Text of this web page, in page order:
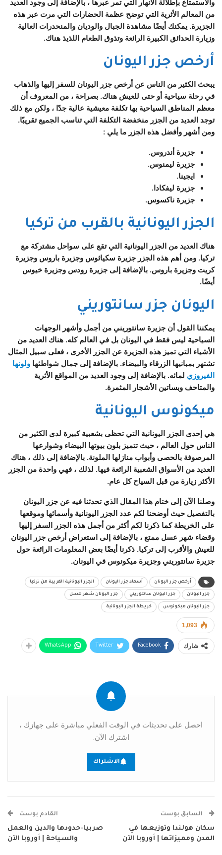
والاستمتاع بإطلالة الأنهار التي تمر عبرها ، بالإضافة إلى وجود العديد
من المعالم الأثرية التي توضح عظمة الحضارات التي مرت عبر هذه
الجزيرة. يمكنك أيضًا مشاهدة الجبال والوديان والمنحدرات العالية
وزيارة الحدائق الكبيرة الرائعة وتذوق الطعام اللذيذ هناك.
أرخص جزر اليونان
يبحث الكثير من الناس عن أرخص جزر اليونان للسفر إليها والذهاب
في رحلة سياحية أو حتى للعيش هناك. بصراحة ، من المعروف أن
معظم المناطق السياحية بها تكلفة معيشية عالية جدًا ، ولكن مع ذلك
توجد العديد من الجزر منخفضة التكلفة التي تناسب الجميع تقريبًا.
ومن أشهر وأفضل هذه الجزر ما يلي :
جزيرة أندروس.
جزيرة ليمنوس.
ايجينا.
جزيرة ليفكادا.
جزيرة ناكسوس.
الجزر اليونانية بالقرب من تركيا
هناك العديد من الجزر اليونانية التي تقع على سواحل مشتركة مع
تركيا. ومن أهم هذه الجزر جزيرة سكياثوس وجزيرة باروس وجزيرة
كريت وجزيرة باروس. بالإضافة إلى جزيرة رودس وجزيرة خيوس
أيضًا.
اليونان جزر سانتوريني
يمكننا القول أن جزيرة سانتوريني من أجمل وأشهر الوجهات
السياحية ليس فقط في اليونان بل في العالم كله. هناك العديد من
الأشياء التي تميز هذه الجزيرة عن الجزر الأخرى ، فعلى سبيل المثال
تشتهر بمبانيها الزرقاء والبيضاء. بالإضافة إلى جمال شواطئها ولونها
الفيروزي لمائه. بالإضافة إلى وجود العديد من المواقع الأثرية
والمتاحف وبساتين الأشجار المثمرة.
ميكونوس اليونانية
هي إحدى الجزر اليونانية التي تحظى بشعبية كبيرة لدى الكثير من
الناس حول العالم ، حيث تتميز بلون بيوتها البيضاء وشوارعها
المرصوفة بالحصى وأبواب منازلها الملونة. بالإضافة إلى ذلك ، هناك
العديد من الأسواق الشعبية الرائعة فيها. لذلك ، فهي واحدة من الجزر
الأكثر زيارة من قبل السياح كل عام.
وصلنا الآن إلى ختام هذا المقال الذي تحدثنا فيه عن جزر اليونان
بالتفصيل حيث أوضحنا لكم عدد الجزر اليونانية وأسمائها وموقعها
على الخريطة كما ذكرنا لكم أكثر من أجمل هذه الجزر السفر إليها
وقضاء شهر عسل ممتع ، بالإضافة إلى استعراض أرخص جزر اليونان
للعيش والأقرب إلى تركيا. ذكرنا أيضًا بعض المعلومات الرائعة حول
جزيرة سانتوريني وجزيرة ميكونوس في اليونان.
أرخص جزر اليونان أسماء جزر اليونان الجزر اليونانية القريبة من تركيا
جزر اليونان جزر اليونان سانتوريني جزر اليونان شهر عسل
جزر اليونان ميكونوس خريطة الجزر اليونانية
1,093
شارك Facebook
Twitter
WhatsApp
احصل على تحديثات في الوقت الفعلي مباشرة على جهازك ،
اشترك الآن.
الاشتراك
السابق بوست
سكان هولندا وتوزيعها في
المدن ومميزاتها | أوروبا الآن
القادم بوست
صربيا-حدودها والدين والعمل
والسياحة | أوروبا الآن